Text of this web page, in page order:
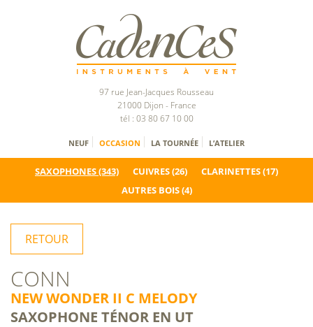
97 rue Jean-Jacques Rousseau
21000 Dijon - France
tél : 03 80 67 10 00
NEUF OCCASION LA TOURNÉE L’ATELIER
SAXOPHONES(343) CUIVRES(26) CLARINETTES(17)
AUTRES BOIS(4)
RETOUR
CONN
NEW WONDER II C MELODY
SAXOPHONE TÉNOR EN UT